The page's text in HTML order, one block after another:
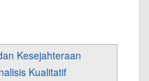
Kesejahteraan
Kualitatif